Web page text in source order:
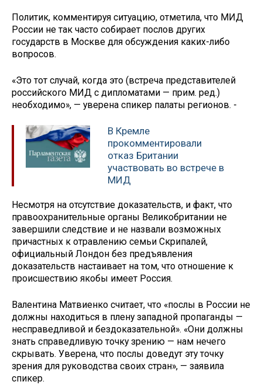
Политик, комментируя ситуацию, отметила, что МИД
России не так часто собирает послов других
государств в Москве для обсуждения каких-либо
вопросов.
«Это тот случай, когда это (встреча представителей
российского МИД с дипломатами — прим. ред.)
необходимо», — уверена спикер палаты регионов. -
В Кремле
прокомментировали
отказ Британии
участвовать во встрече в
МИД
Несмотря на отсутствие доказательств, и факт, что
правоохранительные органы Великобритании не
завершили следствие и не назвали возможных
причастных к отравлению семьи Скрипалей,
официальный Лондон без предъявления
доказательств настаивает на том, что отношение к
происшествию якобы имеет Россия.
Валентина Матвиенко считает, что «послы в России не
должны находиться в плену западной пропаганды —
несправедливой и бездоказательной». «Они должны
знать справедливую точку зрению — нам нечего
скрывать. Уверена, что послы доведут эту точку
зрения для руководства своих стран», — заявила
спикер.